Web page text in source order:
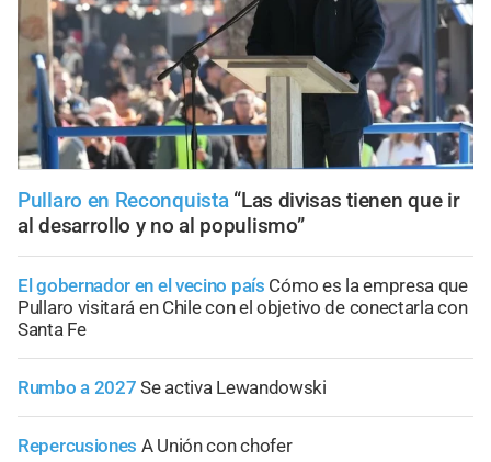
Pullaro en Reconquista “Las divisas tienen que ir
al desarrollo y no al populismo”
El gobernador en el vecino país Cómo es la empresa que
Pullaro visitará en Chile con el objetivo de conectarla con
Santa Fe
Rumbo a 2027 Se activa Lewandowski
Repercusiones A Unión con chofer